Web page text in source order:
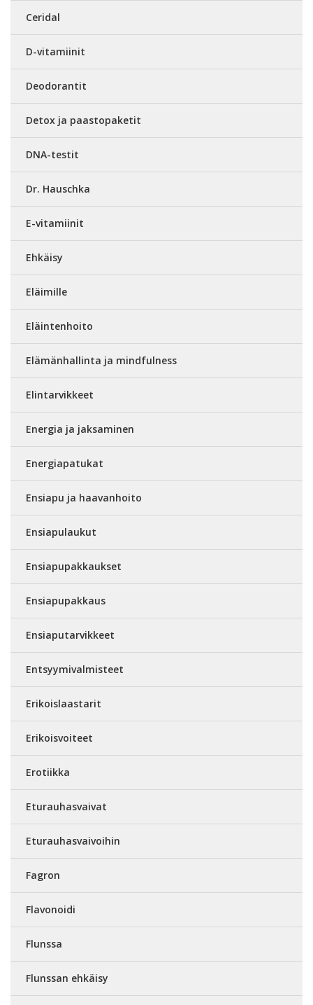
Ceridal
D-vitamiinit
Deodorantit
Detox ja paastopaketit
DNA-testit
Dr. Hauschka
E-vitamiinit
Ehkäisy
Eläimille
Eläintenhoito
Elämänhallinta ja mindfulness
Elintarvikkeet
Energia ja jaksaminen
Energiapatukat
Ensiapu ja haavanhoito
Ensiapulaukut
Ensiapupakkaukset
Ensiapupakkaus
Ensiaputarvikkeet
Entsyymivalmisteet
Erikoislaastarit
Erikoisvoiteet
Erotiikka
Eturauhasvaivat
Eturauhasvaivoihin
Fagron
Flavonoidi
Flunssa
Flunssan ehkäisy